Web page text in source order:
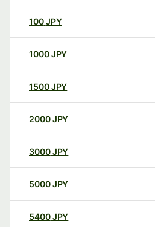
100JPY
1000JPY
1500JPY
2000JPY
3000JPY
5000JPY
5400JPY